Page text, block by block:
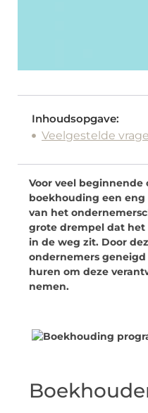
Inhoudsopgave:
Veelgestelde
Voor veel beginnende
boekhouding een
van het
grote drempel dat
in de weg zit. Door
ondernemers
huren om deze
nemen.